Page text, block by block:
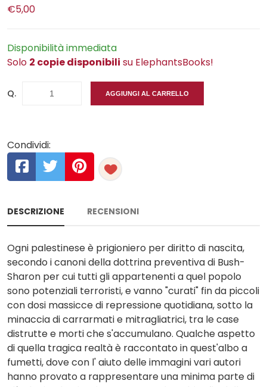
€5,00
Disponibilità immediata
Solo 2 copie disponibili su ElephantsBooks!
Q. AGGIUNGI AL CARRELLO
Condividi:
DESCRIZIONE RECENSIONI
Ogni palestinese è prigioniero per diritto di nascita,
secondo i canoni della dottrina preventiva di Bush-
Sharon per cui tutti gli appartenenti a quel popolo
sono potenziali terroristi, e vanno "curati" fin da piccoli
con dosi massicce di repressione quotidiana, sotto la
minaccia di carrarmati e mitragliatrici, tra le case
distrutte e morti che s'accumulano. Qualche aspetto
di quella tragica realtà è raccontato in quest'albo a
fumetti, dove con l' aiuto delle immagini vari autori
hanno provato a rappresentare una minima parte di